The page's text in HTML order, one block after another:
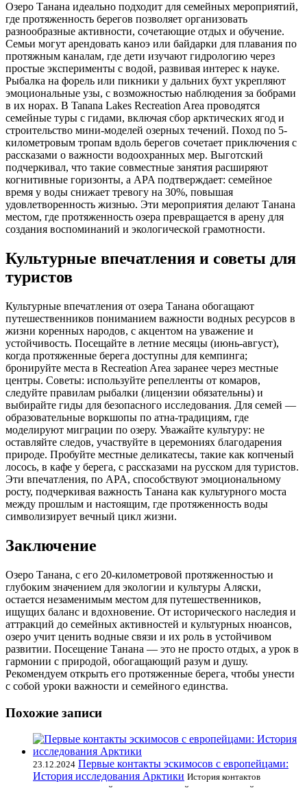
Озеро Танана идеально подходит для семейных мероприятий,
где протяженность берегов позволяет организовать
разнообразные активности, сочетающие отдых и обучение.
Семьи могут арендовать каноэ или байдарки для плавания по
протяжным каналам, где дети изучают гидрологию через
простые эксперименты с водой, развивая интерес к науке.
Рыбалка на форель или пикники у дальних бухт укрепляют
эмоциональные узы, с возможностью наблюдения за бобрами
в их норах. В Tanana Lakes Recreation Area проводятся
семейные туры с гидами, включая сбор арктических ягод и
строительство мини-моделей озерных течений. Поход по 5-
километровым тропам вдоль берегов сочетает приключения с
рассказами о важности водоохранных мер. Выготский
подчеркивал, что такие совместные занятия расширяют
когнитивные горизонты, а APA подтверждает: семейное
время у воды снижает тревогу на 30%, повышая
удовлетворенность жизнью. Эти мероприятия делают Танана
местом, где протяженность озера превращается в арену для
создания воспоминаний и экологической грамотности.
Культурные впечатления и советы для
туристов
Культурные впечатления от озера Танана обогащают
путешественников пониманием важности водных ресурсов в
жизни коренных народов, с акцентом на уважение и
устойчивость. Посещайте в летние месяцы (июнь-август),
когда протяженные берега доступны для кемпинга;
бронируйте места в Recreation Area заранее через местные
центры. Советы: используйте репелленты от комаров,
следуйте правилам рыбалки (лицензии обязательны) и
выбирайте гиды для безопасного исследования. Для семей —
образовательные воркшопы по атна-традициям, где
моделируют миграции по озеру. Уважайте культуру: не
оставляйте следов, участвуйте в церемониях благодарения
природе. Пробуйте местные деликатесы, такие как копченый
лосось, в кафе у берега, с рассказами на русском для туристов.
Эти впечатления, по APA, способствуют эмоциональному
росту, подчеркивая важность Танана как культурного моста
между прошлым и настоящим, где протяженность воды
символизирует вечный цикл жизни.
Заключение
Озеро Танана, с его 20-километровой протяженностью и
глубоким значением для экологии и культуры Аляски,
остается незаменимым местом для путешественников,
ищущих баланс и вдохновение. От исторического наследия и
аттракций до семейных активностей и культурных нюансов,
озеро учит ценить водные связи и их роль в устойчивом
развитии. Посещение Танана — это не просто отдых, а урок в
гармонии с природой, обогащающий разум и душу.
Рекомендуем открыть его протяженные берега, чтобы унести
с собой уроки важности и семейного единства.
Похожие записи
23.12.2024 Первые контакты эскимосов с европейцами:
История исследования Арктики История контактов